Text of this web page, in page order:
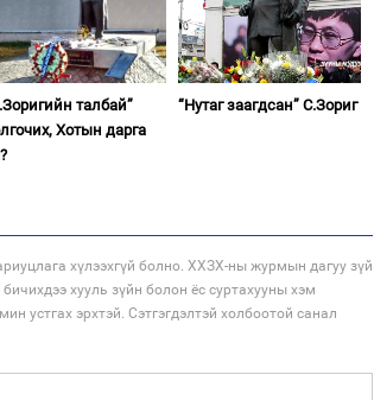
талбай”
Хотын дарга
“Нутаг заагдсан” С.Зориг
хүлээхгүй болно. ХХЗХ-ны журмын дагуу зүй
хууль зүйн болон ёс суртахууны хэм
устгах эрхтэй. Сэтгэгдэлтэй холбоотой санал